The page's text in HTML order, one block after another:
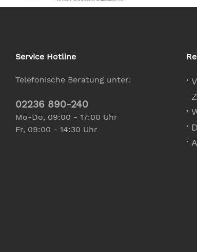
Service Hotline
Telefonische Beratung unter:
02236 890-240
Mo-Do, 09:00 - 17:00 Uhr
Fr, 09:00 - 14:30 Uhr